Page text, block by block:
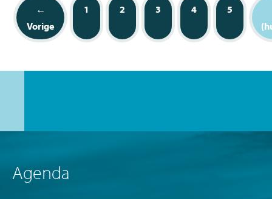
←
Vorige
1 2 3 4
5
Agenda